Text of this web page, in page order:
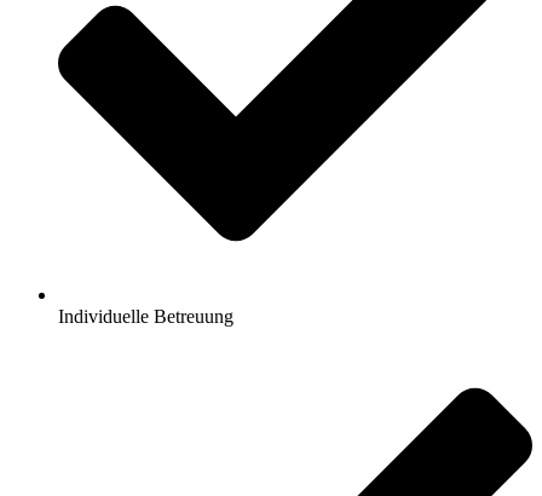
Individuelle Betreuung